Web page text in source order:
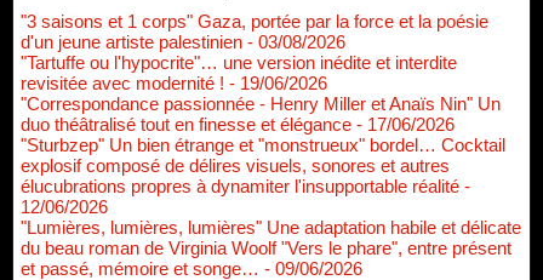
"3 saisons et 1 corps" Gaza, portée par la force et la poésie
d'un jeune artiste palestinien - 03/08/2026
"Tartuffe ou l'hypocrite"… une version inédite et interdite
revisitée avec modernité ! - 19/06/2026
"Correspondance passionnée - Henry Miller et Anaïs Nin" Un
duo théâtralisé tout en finesse et élégance - 17/06/2026
"Sturbzep" Un bien étrange et "monstrueux" bordel… Cocktail
explosif composé de délires visuels, sonores et autres
élucubrations propres à dynamiter l'insupportable réalité -
12/06/2026
"Lumières, lumières, lumières" Une adaptation habile et délicate
du beau roman de Virginia Woolf "Vers le phare", entre présent
et passé, mémoire et songe… - 09/06/2026